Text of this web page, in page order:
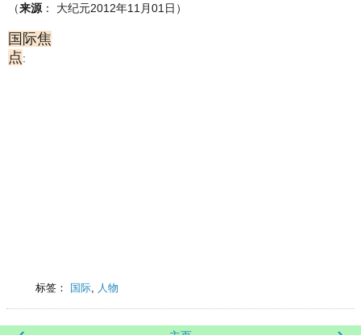
（来源 ： 大纪元2012年11月01日）
国际焦
点:
标签： 国际 人物